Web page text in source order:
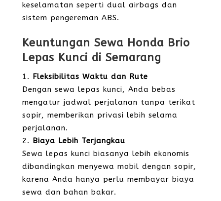
keselamatan seperti dual airbags dan
sistem pengereman ABS.
Keuntungan Sewa Honda Brio
Lepas Kunci di Semarang
Fleksibilitas Waktu dan Rute
Dengan sewa lepas kunci, Anda bebas
mengatur jadwal perjalanan tanpa terikat
sopir, memberikan privasi lebih selama
perjalanan.
Biaya Lebih Terjangkau
Sewa lepas kunci biasanya lebih ekonomis
dibandingkan menyewa mobil dengan sopir,
karena Anda hanya perlu membayar biaya
sewa dan bahan bakar.